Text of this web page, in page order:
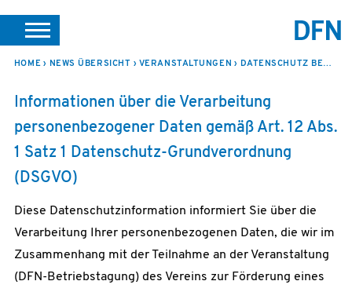
SUCHE PORTALE SUPPORT JOBS LEICHTE SPRACHE
VEREIN INTERN
HOME NEWS ÜBERSICHT VERANSTALTUNGEN DATENSCHUTZ BETRIEBSTAGUNG
Informationen über die Verarbeitung
personenbezogener Daten gemäß Art. 12 Abs.
1 Satz 1 Datenschutz-Grundverordnung
(DSGVO)
Diese Datenschutzinformation informiert Sie über die
Verarbeitung Ihrer personenbezogenen Daten, die wir im
Zusammenhang mit der Teilnahme an der Veranstaltung
(DFN-Betriebstagung) des Vereins zur Förderung eines